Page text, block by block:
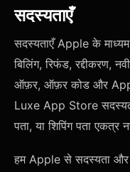
सदस्यताएँ
सदस्यताएँ Apple के
बिलिंग, रिफंड, रद्दीकरण,
ऑफ़र, ऑफ़र कोड और App
Luxe App Store
पता, या शिपिंग पता एकत्र
हम Apple से सदस्यता और